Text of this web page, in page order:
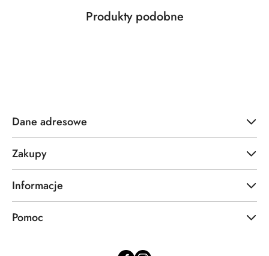
Pomiń karuzelę produktów
Produkty
Produkty podobne
Dane adresowe
Zakupy
Informacje
Pomoc